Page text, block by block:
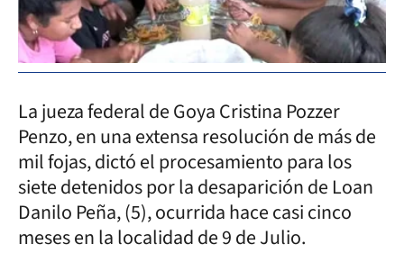
La jueza federal de Goya Cristina Pozzer
Penzo, en una extensa resolución de más de
mil fojas, dictó el procesamiento para los
siete detenidos por la desaparición de Loan
Danilo Peña, (5), ocurrida hace casi cinco
meses en la localidad de 9 de Julio.